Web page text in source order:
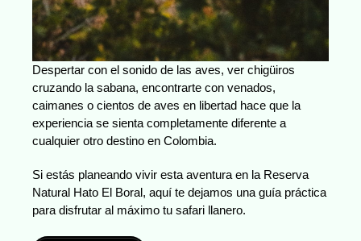
Despertar con el sonido de las aves, ver chigüiros
cruzando la sabana, encontrarte con venados,
caimanes o cientos de aves en libertad hace que la
experiencia se sienta completamente diferente a
cualquier otro destino en Colombia.
Si estás planeando vivir esta aventura en la Reserva
Natural Hato El Boral, aquí te dejamos una guía práctica
para disfrutar al máximo tu safari llanero.